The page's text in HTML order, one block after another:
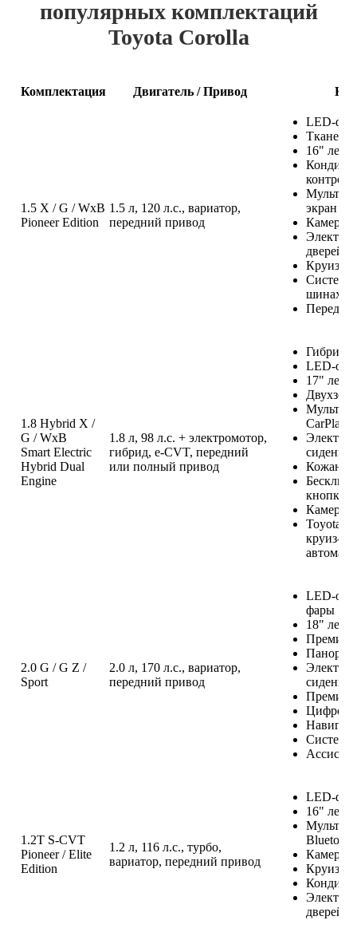
популярных комплектаций
Toyota Corolla
Комплектация Двигатель / Привод
1.5 X / G / WxB
Pioneer Edition
1.5 л, 120 л.с., вариатор,
передний привод
LED-
16"
контроль
экран
Камера
дверей
Круиз-
Система
шинах
1.8 Hybrid X /
G / WxB
Smart Electric
Hybrid Dual
Engine
1.8 л, 98 л.с. + электромотор,
гибрид, e-CVT, передний
или полный привод
LED-
17"
CarPlay/
сиденья
Кожаный
кнопки
Камера
Toyota
круиз-
2.0 G / G Z /
Sport
2.0 л, 170 л.с., вариатор,
передний привод
LED-
фары
18"
сидений
Система
1.2T S-CVT
Pioneer / Elite
Edition
1.2 л, 116 л.с., турбо,
вариатор, передний привод
LED-
16"
Камера
Круиз-
дверей